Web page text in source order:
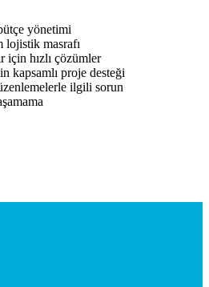
yönetimi
lojistik masrafı
için hızlı çözümler
kapsamlı proje desteği
ilgili sorun